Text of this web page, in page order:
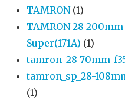
TAMRON (1)
TAMRON 28-
Super(171A) (1)
tamron_28-
tamron_sp_28-
(1)